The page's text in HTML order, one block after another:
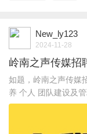
New_ly123
2024-11-28
岭南之声传媒招
如题，岭南之声传媒
养 个人 团队建设及管